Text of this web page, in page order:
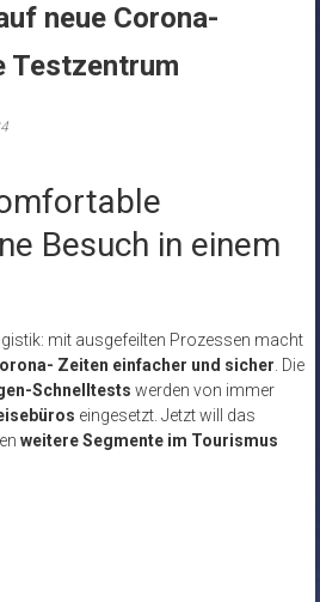
neue Corona-
Testzentrum
Besuch in einem
mit ausgefeilten Prozessen macht
Zeiten einfacher und sicher. Die
Schnelltests werden von immer
eingesetzt. Jetzt will das
weitere Segmente im Tourismus